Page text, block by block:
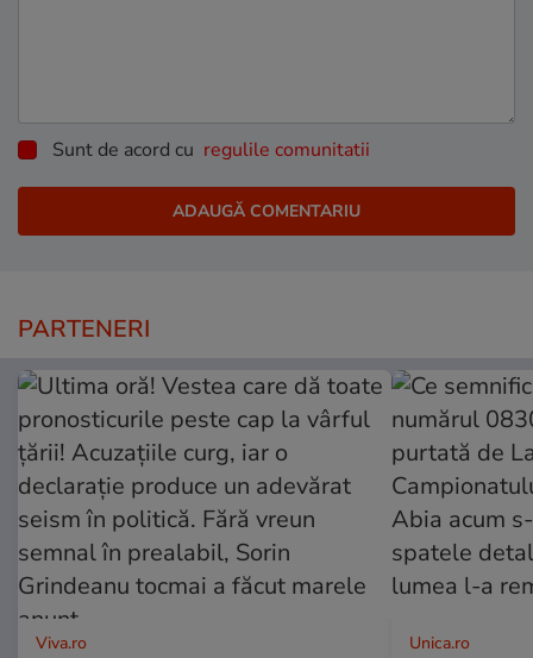
Sunt de acord cu regulile comunitatii
PARTENERI
Viva.ro Unica.ro